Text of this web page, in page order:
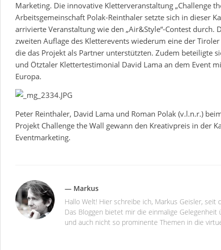
Marketing. Die innovative Kletterveranstaltung „Challenge
Arbeitsgemeinschaft Polak-Reinthaler setzte sich in dieser
arrivierte Veranstaltung wie den „Air&Style“-Contest durch.
zweiten Auflage des Kletterevents wiederum eine der
die das Projekt als Partner unterstützten. Zudem beteiligte
und Ötztaler Klettertestimonial David Lama an dem Event
Europa.
Peter Reinthaler, David Lama und Roman Polak (v.l.n.r.)
Projekt Challenge the Wall gewann den Kreativpreis in der
Eventmarketing.
— Markus
Hallo Welt! Hier schreibe ich, Markus Geisler,
Das Bloggen bietet mir die einmalige
und auch nicht so prominente Themen in die